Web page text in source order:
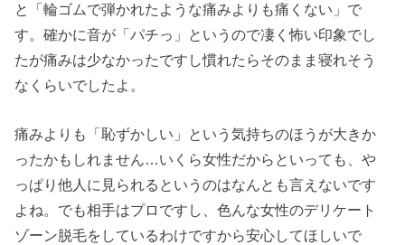
と「輪ゴムで弾かれたような痛みよりも痛くない」で
す。確かに音が「パチっ」というので凄く怖い印象でし
たが痛みは少なかったですし慣れたらそのまま寝れそう
なくらいでしたよ。
痛みよりも「恥ずかしい」という気持ちのほうが大きか
ったかもしれません…いくら女性だからといっても、や
っぱり他人に見られるというのはなんとも言えないです
よね。でも相手はプロですし、色んな女性のデリケート
ゾーン脱毛をしているわけですから安心してほしいで